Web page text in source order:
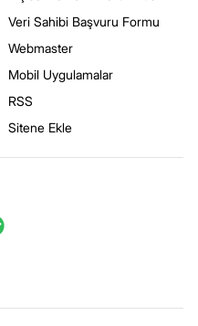
Veri Sahibi Başvuru Formu
Webmaster
Mobil Uygulamalar
RSS
Sitene Ekle